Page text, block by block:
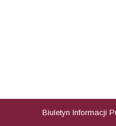
Biuletyn Informacji